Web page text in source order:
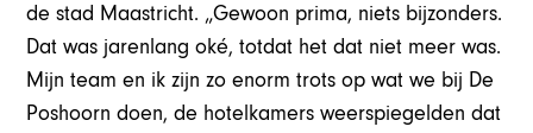
de stad Maastricht. „Gewoon prima, niets bijzonders.
Dat was jarenlang oké, totdat het dat niet meer was.
Mijn team en ik zijn zo enorm trots op wat we bij De
Poshoorn doen, de hotelkamers weerspiegelden dat